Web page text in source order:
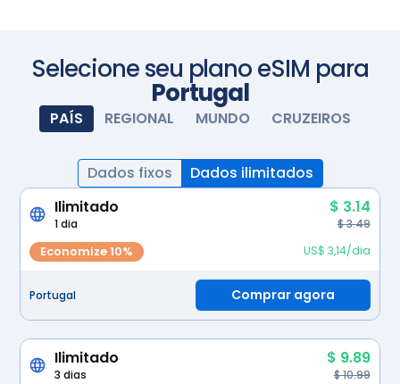
Selecione seu plano eSIM para
Portugal
PAÍS REGIONAL MUNDO CRUZEIROS
Dados fixos
Dados ilimitados
Ilimitado
$ 3.14
1 dia $ 3.49
Economize 10% US$ 3,14/dia
Portugal Comprar agora
Ilimitado $ 9.89
3 dias $ 10.99